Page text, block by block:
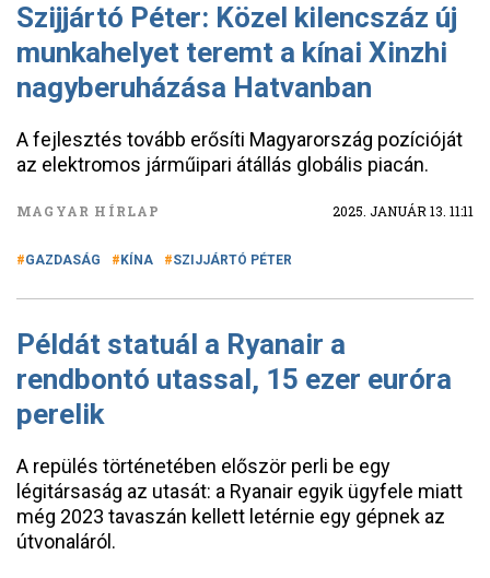
Szijjártó Péter: Közel kilencszáz új
munkahelyet teremt a kínai Xinzhi
nagyberuházása Hatvanban
A fejlesztés tovább erősíti Magyarország pozícióját
az elektromos járműipari átállás globális piacán.
MAGYAR HÍRLAP 2025. JANUÁR 13. 11:11
GAZDASÁG KÍNA SZIJJÁRTÓ PÉTER
Példát statuál a Ryanair a
rendbontó utassal, 15 ezer euróra
perelik
A repülés történetében először perli be egy
légitársaság az utasát: a Ryanair egyik ügyfele miatt
még 2023 tavaszán kellett letérnie egy gépnek az
útvonaláról.